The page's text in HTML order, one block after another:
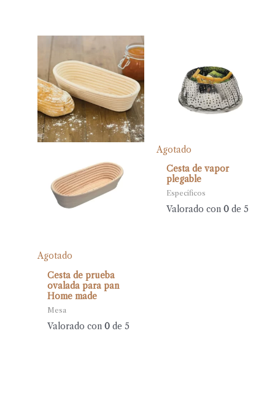
Agotado
Cesta de prueba
ovalada para pan
Home made
Mesa
Valorado con0 de 5
Agotado
Cesta de vapor
plegable
Específicos
Valorado con 0de 5